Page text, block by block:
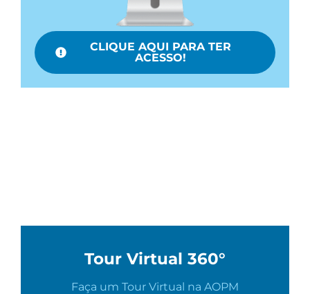
CLIQUE AQUI PARA TER
ACESSO!
Tour Virtual 360°
Faça um Tour Virtual na AOPM